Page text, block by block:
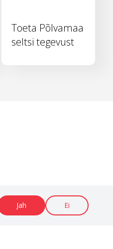
Jah Ei
Toeta Põlvamaa
seltsi tegevust